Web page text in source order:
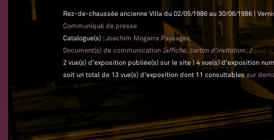
Rez-de-chaussée ancienne Villa du 02/05/1986 au 30/06/1986 |
Communiqué de presse
Catalogue(s) :Joachim Mogarra Paysages
Document(s) de communication (affiche, carton d'invitation...)
2 vue(s) d'exposition publiée(s) sur le site | 4 vue(s) d'exposition
soit un total de 13 vue(s) d'exposition dont 11 consultablessur